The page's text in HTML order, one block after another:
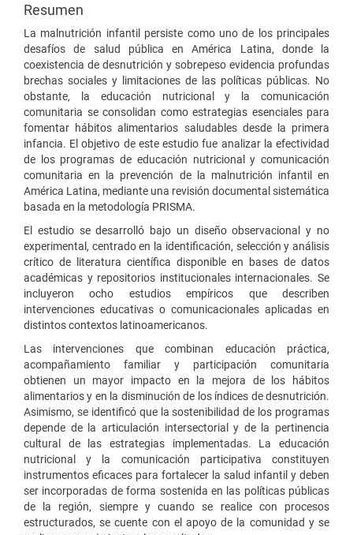
Resumen
La malnutrición infantil persiste como uno de los principales
desafíos de salud pública en América Latina, donde la
coexistencia de desnutrición y sobrepeso evidencia profundas
brechas sociales y limitaciones de las políticas públicas. No
obstante, la educación nutricional y la comunicación
comunitaria se consolidan como estrategias esenciales para
fomentar hábitos alimentarios saludables desde la primera
infancia. El objetivo de este estudio fue analizar la efectividad
de los programas de educación nutricional y comunicación
comunitaria en la prevención de la malnutrición infantil en
América Latina, mediante una revisión documental sistemática
basada en la metodología PRISMA.
El estudio se desarrolló bajo un diseño observacional y no
experimental, centrado en la identificación, selección y análisis
crítico de literatura científica disponible en bases de datos
académicas y repositorios institucionales internacionales. Se
incluyeron ocho estudios empíricos que describen
intervenciones educativas o comunicacionales aplicadas en
distintos contextos latinoamericanos.
Las intervenciones que combinan educación práctica,
acompañamiento familiar y participación comunitaria
obtienen un mayor impacto en la mejora de los hábitos
alimentarios y en la disminución de los índices de desnutrición.
Asimismo, se identificó que la sostenibilidad de los programas
depende de la articulación intersectorial y de la pertinencia
cultural de las estrategias implementadas. La educación
nutricional y la comunicación participativa constituyen
instrumentos eficaces para fortalecer la salud infantil y deben
ser incorporadas de forma sostenida en las políticas públicas
de la región, siempre y cuando se realice con procesos
estructurados, se cuente con el apoyo de la comunidad y se